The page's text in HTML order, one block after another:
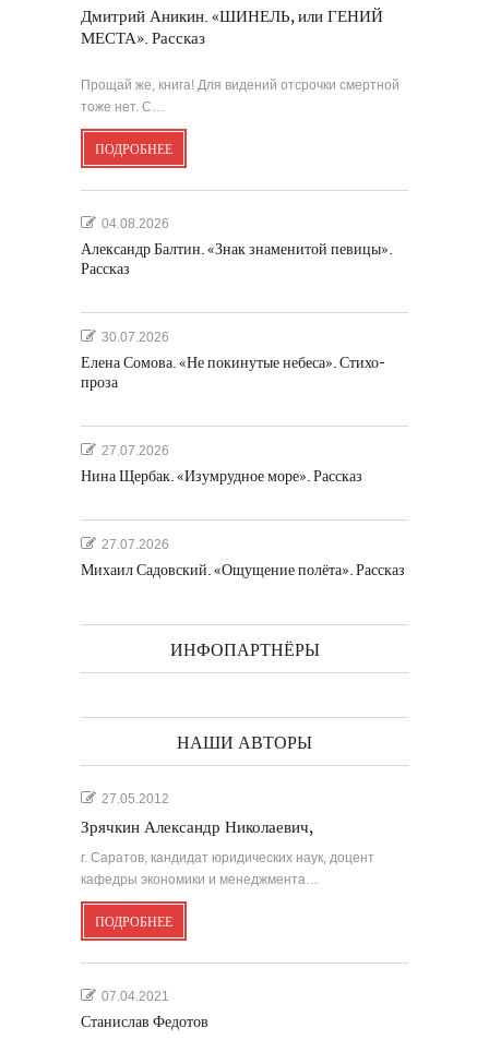
Дмитрий Аникин. «ШИНЕЛЬ, или ГЕНИЙ
МЕСТА». Рассказ
Прощай же, книга! Для видений отсрочки смертной
тоже нет. С…
ПОДРОБНЕЕ
04.08.2026
Александр Балтин. «Знак знаменитой певицы».
Рассказ
30.07.2026
Елена Сомова. «Не покинутые небеса». Стихо-
проза
27.07.2026
Нина Щербак. «Изумрудное море». Рассказ
27.07.2026
Михаил Садовский. «Ощущение полёта». Рассказ
ИНФОПАРТНЁРЫ
НАШИ АВТОРЫ
27.05.2012
Зрячкин Александр Николаевич,
г. Саратов, кандидат юридических наук, доцент
кафедры экономики и менеджмента…
ПОДРОБНЕЕ
07.04.2021
Станислав Федотов